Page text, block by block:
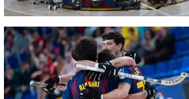
FC Barcelona club badge